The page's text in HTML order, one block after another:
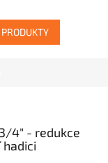
4" - redukce
hadici